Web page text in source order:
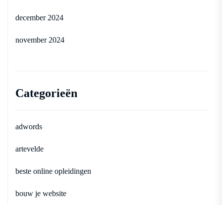
december 2024
november 2024
Categorieën
adwords
artevelde
beste online opleidingen
bouw je website